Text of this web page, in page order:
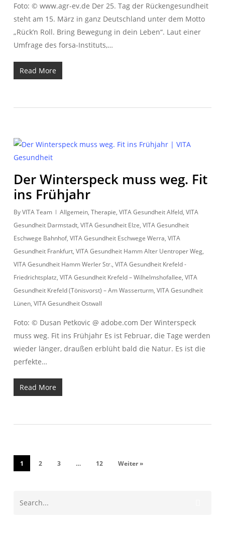
Foto: © www.agr-ev.de Der 25. Tag der Rückengesundheit
steht am 15. März in ganz Deutschland unter dem Motto
„Rück’n Roll. Bring Bewegung in dein Leben“. Laut einer
Umfrage des forsa-Instituts,…
Read More
Der Winterspeck muss weg. Fit
ins Frühjahr
ByVITA Team Allgemein, Therapie, VITA Gesundheit Alfeld, VITA
Gesundheit Darmstadt, VITA Gesundheit Elze, VITA Gesundheit
Eschwege Bahnhof, VITA Gesundheit Eschwege Werra, VITA
Gesundheit Frankfurt, VITA Gesundheit Hamm Alter Uentroper Weg,
VITA Gesundheit Hamm Werler Str., VITA Gesundheit Krefeld -
Friedrichtsplatz, VITA Gesundheit Krefeld – Wilhelmshofallee, VITA
Gesundheit Krefeld (Tönisvorst) – Am Wasserturm, VITA Gesundheit
Lünen, VITA Gesundheit Ostwall
Foto: © Dusan Petkovic @ adobe.com Der Winterspeck
muss weg. Fit ins Frühjahr Es ist Februar, die Tage werden
wieder länger, draußen erblüht bald die Natur. Es ist die
perfekte…
Read More
1 2 3 … 12 Weiter »